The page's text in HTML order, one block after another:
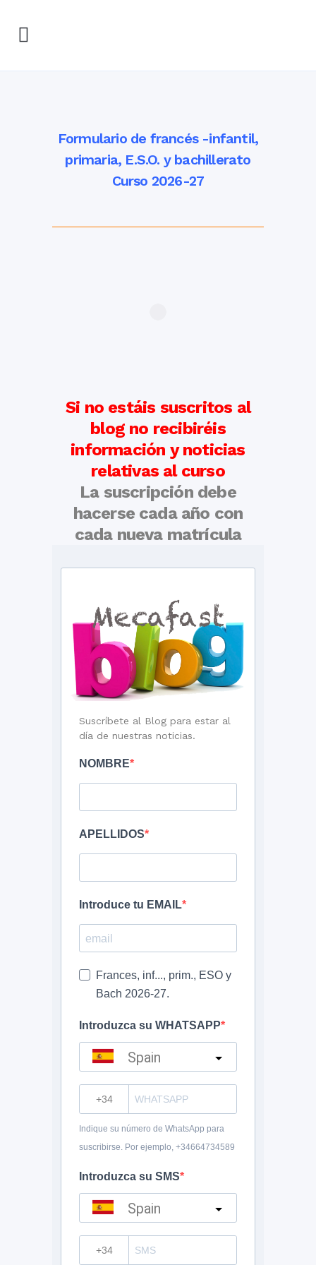
Formulario de francés -infantil,
primaria, E.S.O. y bachillerato
Curso 2026-27
Si no estáis suscritos al
blog no recibiréis
información y noticias
relativas al curso
La suscripción debe
hacerse cada año con
cada nueva matrícula
Suscríbete al Blog para estar al
día de nuestras noticias.
NOMBRE
APELLIDOS
Introduce tu EMAIL
Frances, inf..., prim., ESO y
Bach 2026-27.
Introduzca su WHATSAPP
Spain
Indique su número de WhatsApp para
suscribirse. Por ejemplo, +34664734589
Introduzca su SMS
Spain